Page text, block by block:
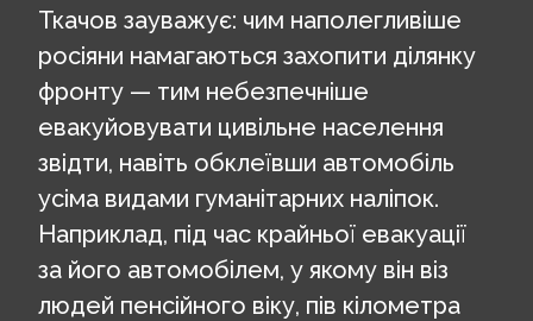
Ткачов зауважує: чим наполегливіше
росіяни намагаються захопити ділянку
фронту — тим небезпечніше
евакуйовувати цивільне населення
звідти, навіть обклеївши автомобіль
усіма видами гуманітарних наліпок.
Наприклад, під час крайньої евакуації
за його автомобілем, у якому він віз
людей пенсійного віку, пів кілометра